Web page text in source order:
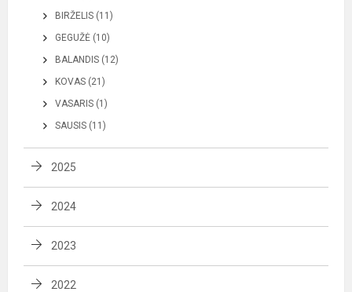
BIRŽELIS (11)
GEGUŽĖ (10)
BALANDIS (12)
KOVAS (21)
VASARIS (1)
SAUSIS (11)
2025
2024
2023
2022